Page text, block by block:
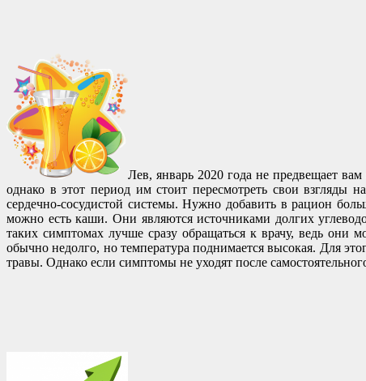
Лев, январь 2020 года не предвещает
однако в этот период им стоит пересмотреть свои взгляды
сердечно-сосудистой системы. Нужно добавить в рацион
можно есть каши. Они являются источниками долгих
таких симптомах лучше сразу обращаться к врачу, ведь они
обычно недолго, но температура поднимается высокая. Для
травы. Однако если симптомы не уходят после